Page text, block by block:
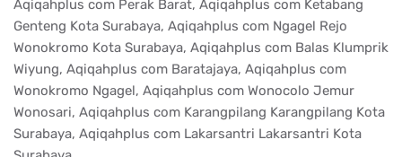
Aqiqahplus com Perak Barat, Aqiqahplus com Ketabang
Genteng Kota Surabaya, Aqiqahplus com Ngagel Rejo
Wonokromo Kota Surabaya, Aqiqahplus com Balas Klumprik
Wiyung, Aqiqahplus com Baratajaya, Aqiqahplus com
Wonokromo Ngagel, Aqiqahplus com Wonocolo Jemur
Wonosari, Aqiqahplus com Karangpilang Karangpilang Kota
Surabaya, Aqiqahplus com Lakarsantri Lakarsantri Kota